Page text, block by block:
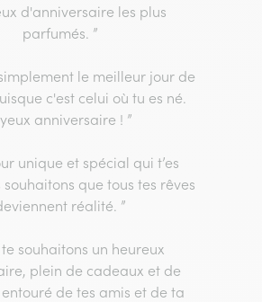
d'anniversaire les plus
parfumés. ”
le meilleur jour de
c'est celui où tu es né.
anniversaire ! ”
unique et spécial qui t’es
que tous tes rêves
réalité. ”
te souhaitons un heureux
plein de cadeaux et de
de tes amis et de ta